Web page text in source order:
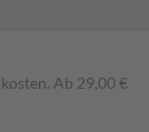
Ab 29,00 €